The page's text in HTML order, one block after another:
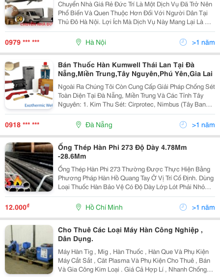
Chuyển Nhà Giá Rẻ Đức Trí Là Một Dịch Vụ Đã Trở Nên
Phổ Biến Và Quen Thuộc Hơn Đối Với Người Dân Tại
Thủ Đô Hà Nội. Lợi Ích Mà Dịch Vụ Này Mang Lại Là Rất
Rõ Ràng, Bạn Có Thể Chuyển Nhà Mà Không Ảnh
Hưởng Nhiều Đến Những Công Việc Khác, Vừa Tiết
0979 *** *** Hà Nội >1 năm
Bán Thuốc Hàn Kumwell Thái Lan Tại Đà
Nẵng,Miền Trung,Tây Nguyên,Phú Yên,Gia Lai
Ngoài Ra Chúng Tôi Còn Cung Cấp Giải Pháp Chống Sét
Toàn Diện Tại Đà Nẵng, Miền Trung Và Các Tỉnh Tây
Nguyên: 1. Kim Thu Sét: Cirprotec, Nimbus (Tây Ban
Nha), Stormaster (Lpi - Úc), Pulsar (Helita - Pháp), Liva
(Thổ Nhĩ Kỳ) 2. Thiết Bị Chống Sé
0918 *** *** Đà Nẵng >1 năm
Ống Thép Hàn Phi 273 Độ Dày 4.78Mm
-28.6Mm
Ống Thép Hàn Phi 273 Thường Được Thực Hiện Bằng
Phương Pháp Hàn Hồ Quang Tay Ở Vị Trí Cố Định. Dùng
Loại Thuốc Hàn Bảo Vệ Có Độ Dày Lớp Lót Phải Nhỏ
Hơn 4Mm Và Tiến Hành Thao Tác Hàn Từ Trên Xuống
Dưới, Chú Ý Để Không Bị Kim Loại Nóng Chảy Xuống
12.000₫ Hồ Chí Minh >1 năm
Cho Thuê Các Loại Máy Hàn Công Nghiệp ,
Dân Dụng.
Máy Hàn Tig , Mig , Hàn Thuốc , Hàn Que Và Phụ Kiện
Máy Cắt Sắt , Căt Plasma Và Phụ Kiện Cho Thuê , Bán
Và Gia Công Kim Loại . Giá Cả Hợp Lí , Nhanh Chống